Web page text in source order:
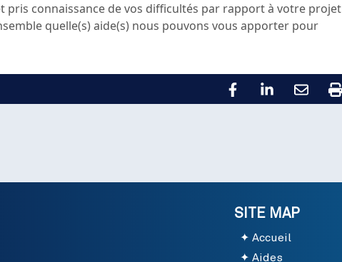
pris connaissance de vos difficultés par rapport à votre projet
quelle(s) aide(s) nous pouvons vous apporter pour
SITE MAP
Accueil
Aides